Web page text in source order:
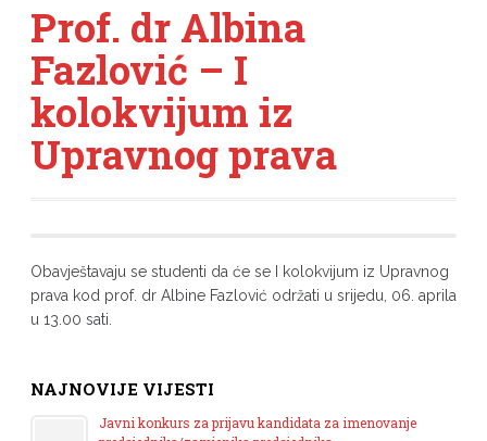
Prof. dr Albina
Fazlović – I
kolokvijum iz
Upravnog prava
Obavještavaju se studenti da će se I kolokvijum iz Upravnog
prava kod prof. dr Albine Fazlović održati u srijedu, 06. aprila
u 13.00 sati.
NAJNOVIJE VIJESTI
Javni konkurs za prijavu kandidata za imenovanje